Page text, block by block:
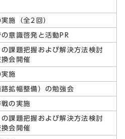
施（全2回）
意識啓発と活動PR
課題把握および解決方法検討
会開催
施
拡幅整備）の勉強会
の実施
課題把握および解決方法検討
会開催